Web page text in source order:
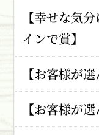
【幸せな気
インで賞】
【お客様が
【お客様が